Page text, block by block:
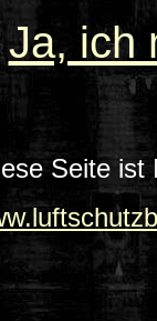
Ja, ich
Seite ist